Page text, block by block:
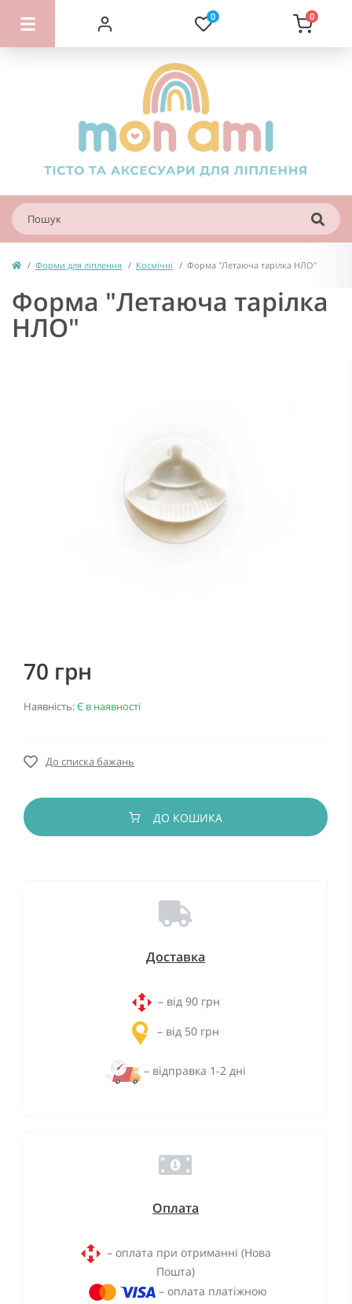
0 0
Форми для ліплення Космічні Форма "Летаюча тарілка НЛО"
Форма "Летаюча тарілка
НЛО"
70 грн
Наявність:Є в наявності
До списка бажань
ДО КОШИКА
Доставка
– від 90 грн
– від 50 грн
– відправка 1-2 дні
Оплата
– оплата при отриманні (Нова
Пошта)
– оплата платіжною